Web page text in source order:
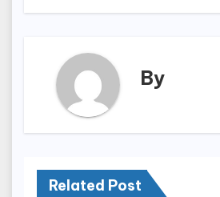
By
Related Post